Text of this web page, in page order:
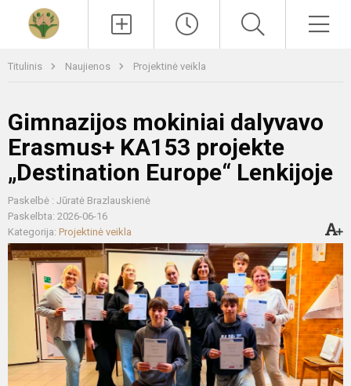
Titulinis Naujienos Projektinė veikla
Gimnazijos mokiniai dalyvavo
Erasmus+ KA153 projekte
„Destination Europe“ Lenkijoje
Paskelbė : Jūratė Brazlauskienė
Paskelbta: 2026-06-16
Kategorija: Projektinė veikla